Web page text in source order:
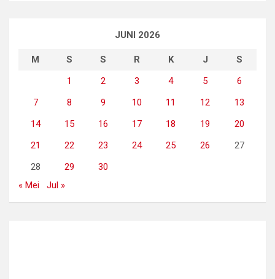
JUNI 2026
M S S R K J
S
1
2 3 4 5
6
7
8 9 10 11 12
13
14
15 16 17 18 19
20
21
22 23 24 25 26
27
28
29
30
« Mei
Jul »